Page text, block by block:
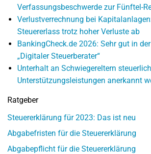
Verfassungsbeschwerde zur Fünftel-
Verlustverrechnung bei
Steuererlass trotz hoher Verluste ab
BankingCheck.de 2026: Sehr gut in
„Digitaler Steuerberater“
Unterhalt an Schwiegereltern
Unterstützungsleistungen anerkannt
Ratgeber
Steuererklärung für 2023: Das ist neu
Abgabefristen für die Steuererklärung
Abgabepflicht für die Steuererklärung